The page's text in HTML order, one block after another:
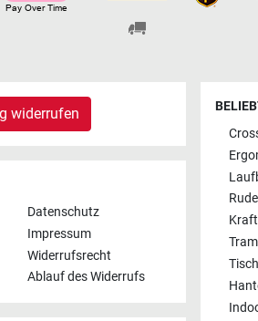
widerrufen
Datenschutz
Impressum
Widerrufsrecht
Ablauf des Widerrufs